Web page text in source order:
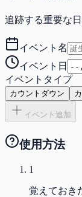
追跡する重要な
イベント名
イベント日
イベントタイプ
カウントダウン
イベント追加
使用方法
1
覚えておき